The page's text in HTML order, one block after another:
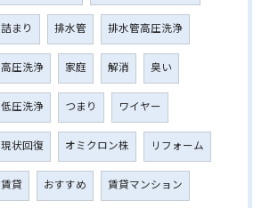
詰まり 排水管 排水管高圧洗浄
高圧洗浄 家庭 解消 臭い
低圧洗浄 つまり ワイヤー
現状回復 オミクロン株 リフォーム
賃貸 おすすめ 賃貸マンション